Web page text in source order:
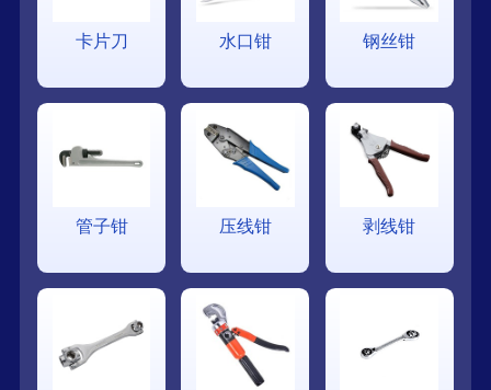
卡片刀 水口钳 钢丝钳
管子钳 压线钳 剥线钳